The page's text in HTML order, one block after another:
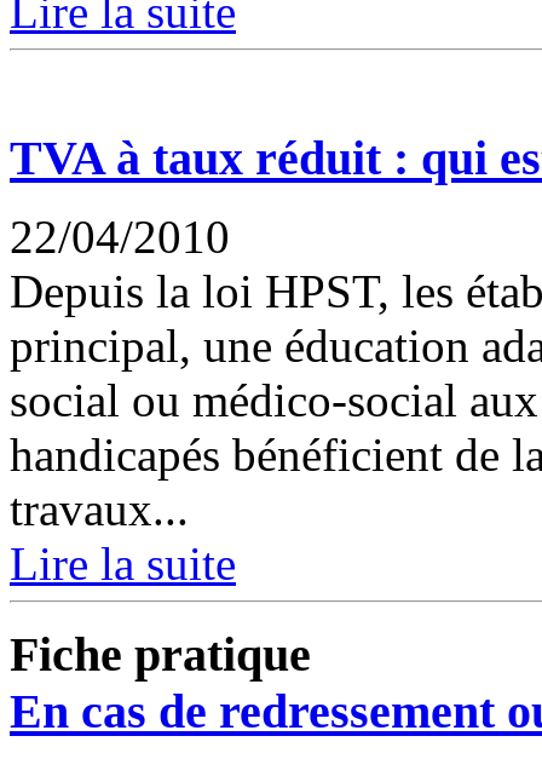
Lire la suite
TVA à taux réduit : qui
22/04/2010
Depuis la loi HPST, les
principal, une éducation
social ou médico-social
handicapés bénéficient de
travaux...
Lire la suite
Fiche pratique
En cas de redressement